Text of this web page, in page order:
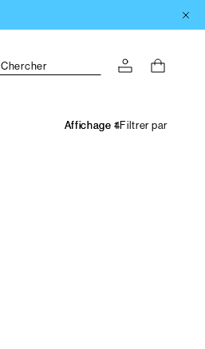
Chercher
Filtrer par